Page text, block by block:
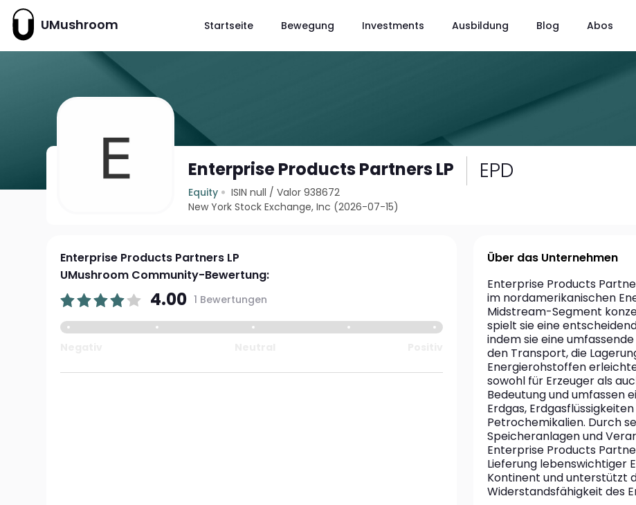
UMushroom Startseite Bewegung Investments Ausbildung Blog Abos
Enterprise Products Partners LP EPD
Equity ISIN null /Valor 938672
New York Stock Exchange, Inc (2026-07-15)
Enterprise Products Partners LP
UMushroom Community-Bewertung:
4.00 1 Bewertungen
Über das Unternehmen
Enterprise Products
im nordamerikanischen
Midstream-Segment
spielt sie eine
indem sie eine
den Transport, die
Energierohstoffen
sowohl für Erzeuger als
Bedeutung und umfassen
Erdgas,
Petrochemikalien. Durch
Speicheranlagen und
Enterprise Products
Lieferung lebenswichtiger
Kontinent und unterstützt
Widerstandsfähigkeit des